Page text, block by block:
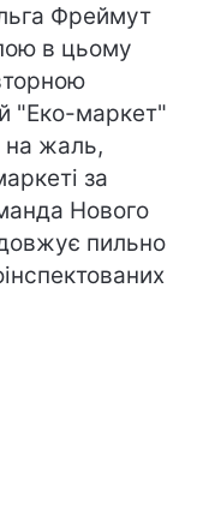
Фреймут
в цьому
"Еко-маркет"
на жаль,
за
Нового
пильно